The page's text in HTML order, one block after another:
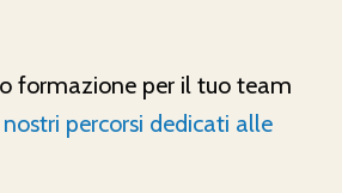
formazione per il tuo team
percorsi dedicati alle